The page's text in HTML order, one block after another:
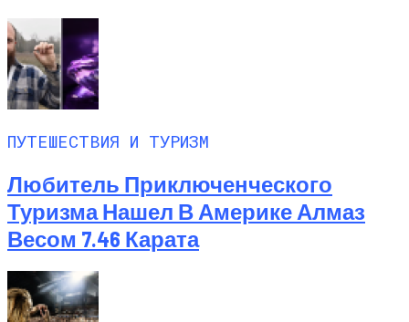
ПУТЕШЕСТВИЯ И ТУРИЗМ
Любитель Приключенческого
Туризма Нашел В Америке Алмаз
Весом 7.46 Карата